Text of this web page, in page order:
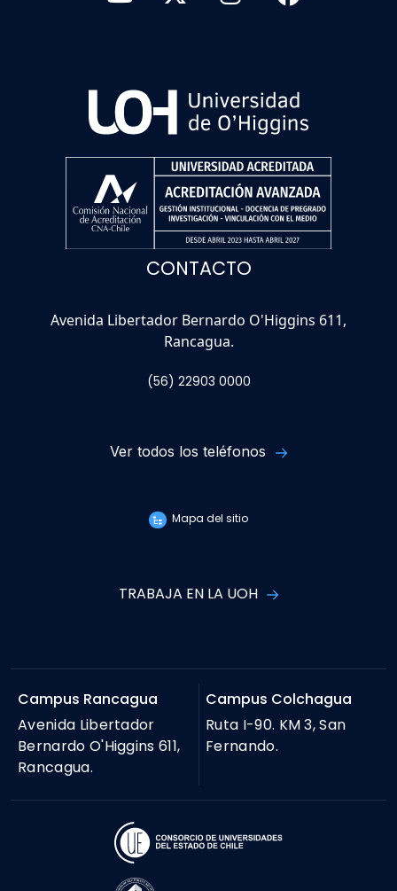
CONTACTO
Avenida Libertador Bernardo O'Higgins 611,
Rancagua.
(56) 22903 0000
Ver todos los teléfonos
Mapa del sitio
TRABAJA EN LA UOH
Campus Rancagua
Avenida Libertador
Bernardo O'Higgins 611,
Rancagua.
Campus Colchagua
Ruta I-90. KM 3, San
Fernando.